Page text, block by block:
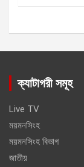
ক্যাটাগরী সমূহ
Live TV
ময়মনসিংহ
ময়মনসিংহ বিভাগ
জাতীয়